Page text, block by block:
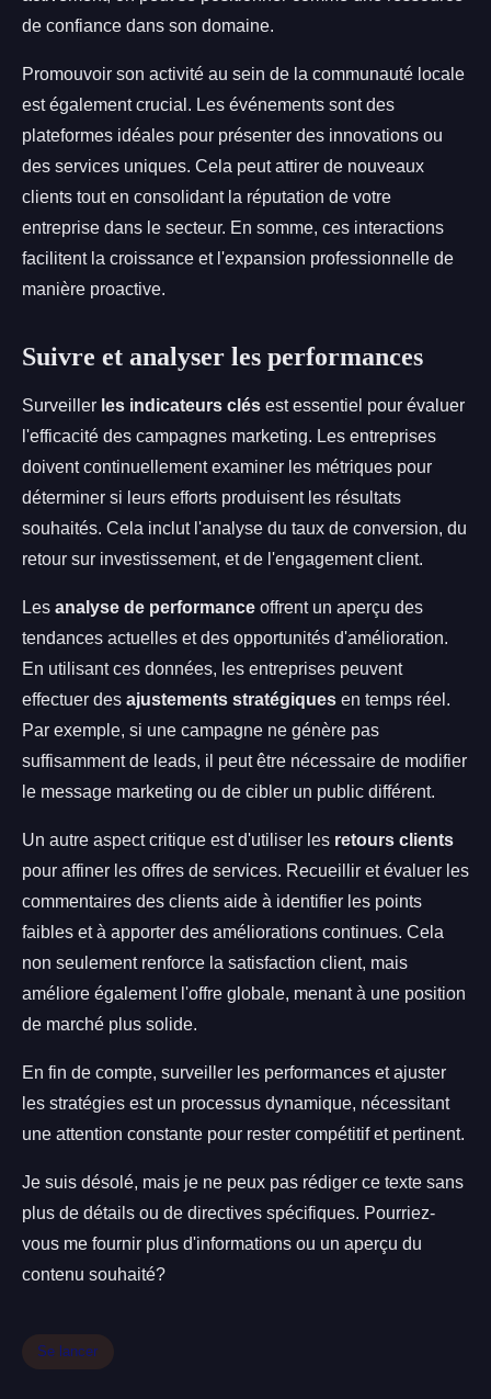
de confiance dans son domaine.
Promouvoir son activité au sein de la communauté locale
est également crucial. Les événements sont des
plateformes idéales pour présenter des innovations ou
des services uniques. Cela peut attirer de nouveaux
clients tout en consolidant la réputation de votre
entreprise dans le secteur. En somme, ces interactions
facilitent la croissance et l'expansion professionnelle de
manière proactive.
Suivre et analyser les performances
Surveiller les indicateurs clés est essentiel pour évaluer
l'efficacité des campagnes marketing. Les entreprises
doivent continuellement examiner les métriques pour
déterminer si leurs efforts produisent les résultats
souhaités. Cela inclut l'analyse du taux de conversion, du
retour sur investissement, et de l'engagement client.
Les analyse de performance offrent un aperçu des
tendances actuelles et des opportunités d'amélioration.
En utilisant ces données, les entreprises peuvent
effectuer des ajustements stratégiques en temps réel.
Par exemple, si une campagne ne génère pas
suffisamment de leads, il peut être nécessaire de modifier
le message marketing ou de cibler un public différent.
Un autre aspect critique est d'utiliser les retours clients
pour affiner les offres de services. Recueillir et évaluer les
commentaires des clients aide à identifier les points
faibles et à apporter des améliorations continues. Cela
non seulement renforce la satisfaction client, mais
améliore également l'offre globale, menant à une position
de marché plus solide.
En fin de compte, surveiller les performances et ajuster
les stratégies est un processus dynamique, nécessitant
une attention constante pour rester compétitif et pertinent.
Je suis désolé, mais je ne peux pas rédiger ce texte sans
plus de détails ou de directives spécifiques. Pourriez-
vous me fournir plus d'informations ou un aperçu du
contenu souhaité?
Se lancer